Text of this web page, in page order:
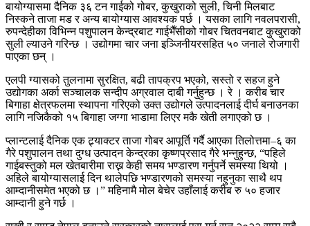
बायोग्यासमा दैनिक ३६ टन गाईको गोबर, कुखुराको सुली, चिनी मिलबाट
निस्कने ताजा मड र अन्य बायोग्यास आवश्यक पर्छ । यसका लागि नवलपरासी,
रुपन्देहीका विभिन्न पशुपालन केन्द्रबाट गाईभैँसीको गोबर चितवनबाट कुखुराको
सुली ल्याउने गरिन्छ । उद्योगमा चार जना इञ्जिनीयरसहित ५० जनाले रोजगारी
पाएका छन् ।
एलपी ग्यासको तुलनामा सुरक्षित, बढी तापक्रप भएको, सस्तो र सहज हुने
उद्योगका अर्का सञ्चालक सन्दीप अग्रवाल दाबी गर्नुहुन्छ । रे । करीब चार
बिगाहा क्षेत्रफलमा स्थापना गरिएको उक्त उद्योगले उत्पादनलाई दीर्घ बनाउनका
लागि नजिकैको १५ बिगाहा जग्गा भाडामा लिएर मकै खेती लगाएको छ ।
प्लान्टलाई दैनिक एक ट्र्याक्टर ताजा गोबर आपूर्ति गर्दै आएका तिलोत्तमा–६ का
गैरे पशुपालन तथा दुग्ध उत्पादन केन्द्रका कृष्णप्रसाद गैरे भन्नुहुन्छ, “पहिले
गाईबस्तुको मल खेतबारीमा राख्न केही समय भण्डारण गर्नुपर्ने समस्या थियो ।
अहिले बायोग्यासलाई दिन थालेपछि भण्डारणको समस्या नहुनुका साथै थप
आम्दानीसमेत भएको छ ।” महिनामै मोल बेचेर उहाँलाई करीब रु ५० हजार
आम्दानी हुने गर्छ ।